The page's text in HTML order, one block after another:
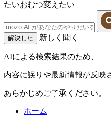
たいおむつ変えたい
解決した 新しく聞く
AIによる検索結果のため、
内容に誤りや最新情報が反映
あらかじめご了承ください。
ホーム